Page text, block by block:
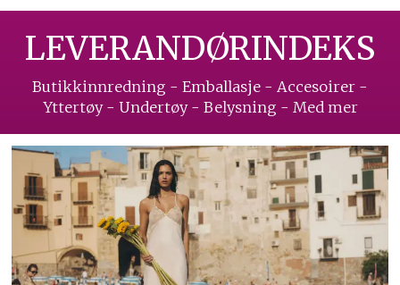
LEVERANDØRINDEKS
Butikkinnredning - Emballasje - Accesoirer -
Yttertøy - Undertøy - Belysning - Med mer